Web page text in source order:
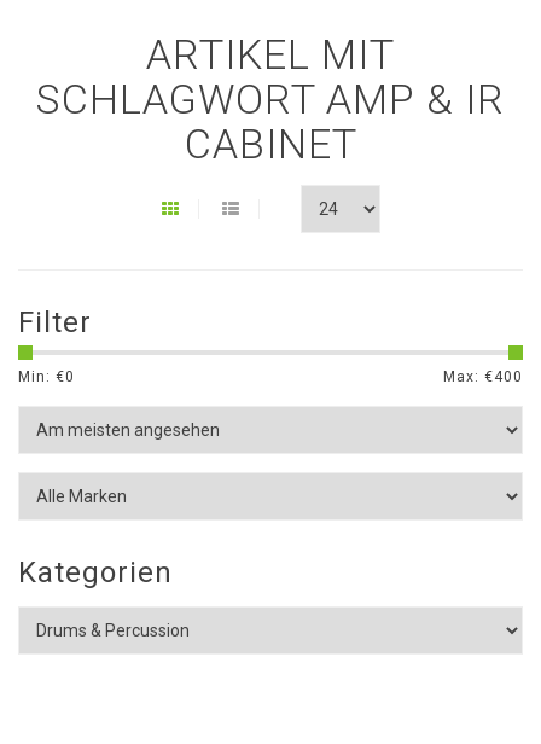
ARTIKEL MIT
SCHLAGWORT AMP & IR
CABINET
Filter
Min: €0 Max: €400
Kategorien